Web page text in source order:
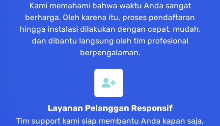
Kami memahami bahwa waktu Anda sangat
berharga. Oleh karena itu, proses pendaftaran
hingga instalasi dilakukan dengan cepat, mudah,
dan dibantu langsung oleh tim profesional
berpengalaman.
Layanan Pelanggan Responsif
Tim support kami siap membantu Anda kapan saja,